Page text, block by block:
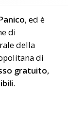
, ed è
di
della
di
gratuito,
.